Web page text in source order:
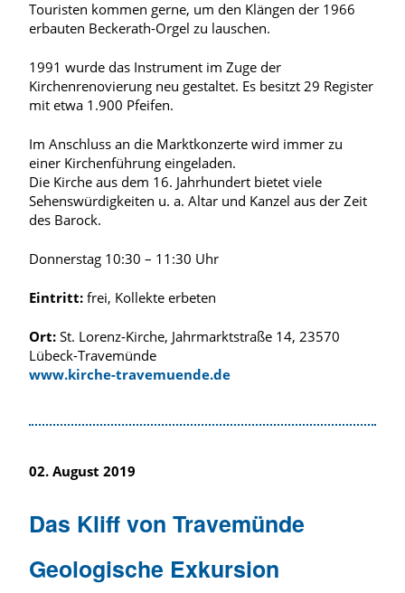
Touristen kommen gerne, um den Klängen der 1966
erbauten Beckerath-Orgel zu lauschen.
1991 wurde das Instrument im Zuge der
Kirchenrenovierung neu gestaltet. Es besitzt 29 Register
mit etwa 1.900 Pfeifen.
Im Anschluss an die Marktkonzerte wird immer zu
einer Kirchenführung eingeladen.
Die Kirche aus dem 16. Jahrhundert bietet viele
Sehenswürdigkeiten u. a. Altar und Kanzel aus der Zeit
des Barock.
Donnerstag 10:30 – 11:30 Uhr
Eintritt: frei, Kollekte erbeten
Ort: St. Lorenz-Kirche, Jahrmarktstraße 14, 23570
Lübeck-Travemünde
www.kirche-travemuende.de
02. August 2019
Das Kliff von Travemünde
Geologische Exkursion